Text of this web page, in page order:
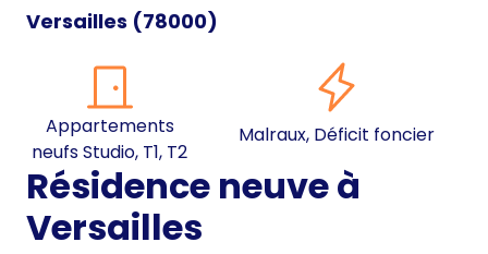
Versailles (78000)
Appartements
neufs Studio, T1, T2
Malraux, Déficit foncier
Résidence neuve à
Versailles